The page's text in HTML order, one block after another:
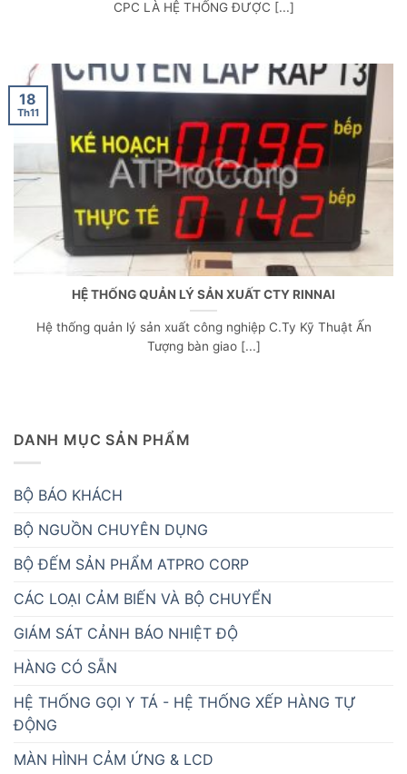
CPC LÀ HỆ THỐNG ĐƯỢC [...]
HỆ THỐNG QUẢN LÝ SẢN XUẤT CTY RINNAI
Hệ thống quản lý sản xuất công nghiệp C.Ty Kỹ Thuật Ấn
Tượng bàn giao [...]
18
Th11
DANH MỤC SẢN PHẨM
BỘ BÁO KHÁCH
BỘ NGUỒN CHUYÊN DỤNG
BỘ ĐẾM SẢN PHẨM ATPRO CORP
CÁC LOẠI CẢM BIẾN VÀ BỘ CHUYỂN
GIÁM SÁT CẢNH BÁO NHIỆT ĐỘ
HÀNG CÓ SẴN
HỆ THỐNG GỌI Y TÁ - HỆ THỐNG XẾP HÀNG TỰ
ĐỘNG
MÀN HÌNH CẢM ỨNG & LCD